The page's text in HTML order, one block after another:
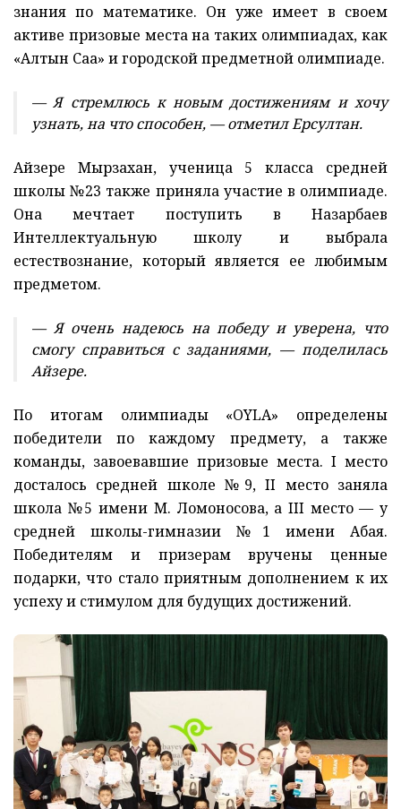
знания по математике. Он уже имеет в своем
активе призовые места на таких олимпиадах, как
«Алтын Сақа» и городской предметной олимпиаде.
— Я стремлюсь к новым достижениям и хочу
узнать, на что способен, — отметил Ерсултан.
Айзере Мырзахан, ученица 5 класса средней
школы №23 также приняла участие в олимпиаде.
Она мечтает поступить в Назарбаев
Интеллектуальную школу и выбрала
естествознание, который является ее любимым
предметом.
— Я очень надеюсь на победу и уверена, что
смогу справиться с заданиями, — поделилась
Айзере.
По итогам олимпиады «OYLA» определены
победители по каждому предмету, а также
команды, завоевавшие призовые места. I место
досталось средней школе №9, II место заняла
школа №5 имени М. Ломоносова, а III место — у
средней школы-гимназии №1 имени Абая.
Победителям и призерам вручены ценные
подарки, что стало приятным дополнением к их
успеху и стимулом для будущих достижений.